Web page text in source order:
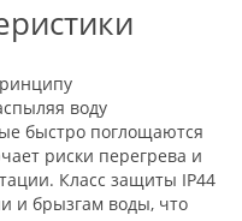
воду
быстро поглощаются
риски перегрева и
Класс защиты IP44
и брызгам воды, что